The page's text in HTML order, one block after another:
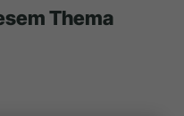
Thema